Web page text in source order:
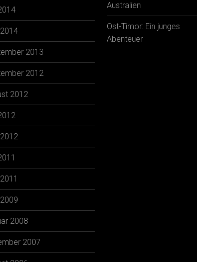
2013
2012
2012
2008
2007
Australien
Ost-Timor: Ein junges
Abenteuer